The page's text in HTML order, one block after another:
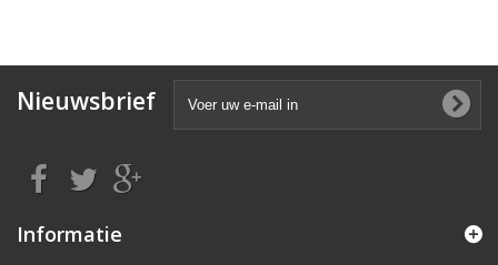
Nieuwsbrief
Informatie